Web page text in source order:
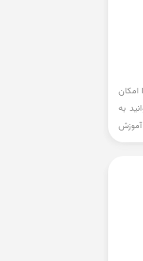
امکان
به
آموزش